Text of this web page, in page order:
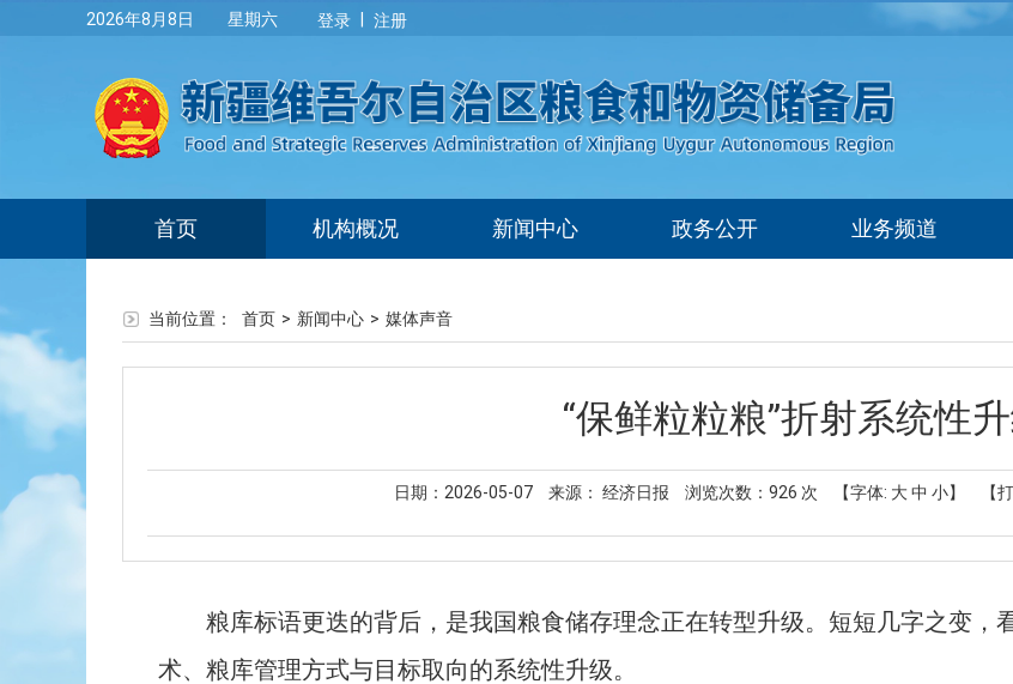
2026年8月8日 星期六 登录 注册
首页 机构概况 新闻中心 政务公开 业务频道
当前位置： 首页 > 新闻中心 > 媒体声音
“保鲜粒粒粮”折射系统性
日期：2026-05-07 来源： 经济日报 浏览次数： 926 次 【字体: 大中 小】 【
粮库标语更迭的背后，是我国粮食储存理念正在转型升级。短短几字之变，
术、粮库管理方式与目标取向的系统性升级。